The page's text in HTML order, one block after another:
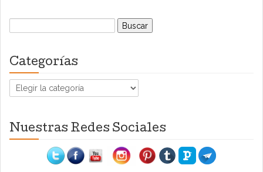
Buscar:
Categorías
Categorías
Nuestras Redes Sociales